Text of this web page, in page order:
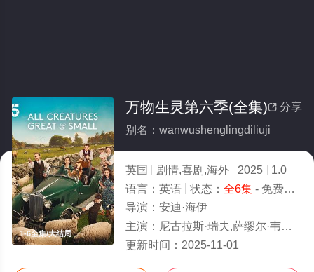
1-6全集/大结局
 分享
万物生灵第六季(全集)
别名：wanwushenglingdiliuji
英国 剧情,喜剧,海外 2025
1.0
语言： 英语 状态： 全6集- 免费在线观看
导演： 安迪·海伊
主演： 尼古拉斯·瑞夫,萨缪尔·韦斯特,蕾切尔·申顿,安娜·梅德利,卡勒姆·伍德豪斯,派翠西亚·霍吉,托尼·皮
更新时间： 2025-11-01